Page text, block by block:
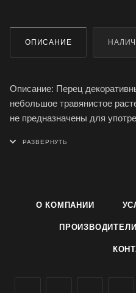
ОПИСАНИЕ
Описание: Перец
небольшое травянистое
не предназначены для
конусовидные, оранжевого
Семена декоративного
О КОМПАНИИ
ПРОИЗВОДИТЕЛИ